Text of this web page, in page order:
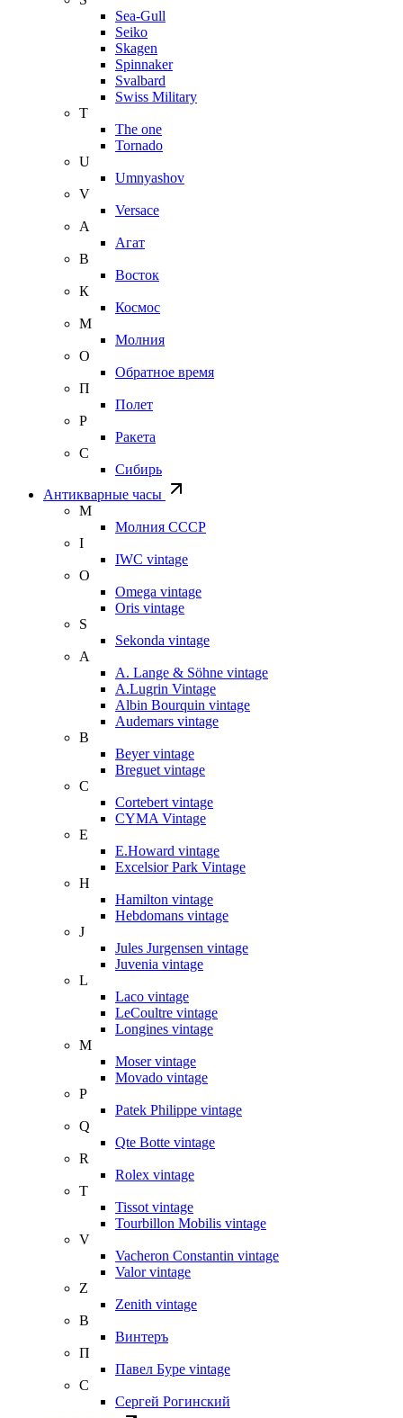
Sea-Gull
Seiko
Skagen
Spinnaker
Svalbard
Swiss Military
T
The one
Tornado
U
Umnyashov
V
Versace
А
Агат
В
Восток
К
Космос
М
Молния
О
Обратное время
П
Полет
Р
Ракета
С
Сибирь
Антикварные часы
М
Молния СССР
I
IWC vintage
O
Omega vintage
Oris vintage
S
Sekonda vintage
A
A. Lange & Söhne vintage
A.Lugrin Vintage
Albin Bourquin vintage
Audemars vintage
B
Beyer vintage
Breguet vintage
C
Cortebert vintage
CYMA Vintage
E
E.Howard vintage
Excelsior Park Vintage
H
Hamilton vintage
Hebdomans vintage
J
Jules Jurgensen vintage
Juvenia vintage
L
Laco vintage
LeCoultre vintage
Longines vintage
M
Moser vintage
Movado vintage
P
Patek Philippe vintage
Q
Qte Botte vintage
R
Rolex vintage
T
Tissot vintage
Tourbillon Mobilis vintage
V
Vacheron Constantin vintage
Valor vintage
Z
Zenith vintage
В
Винтеръ
П
Павел Буре vintage
С
Сергей Рогинский